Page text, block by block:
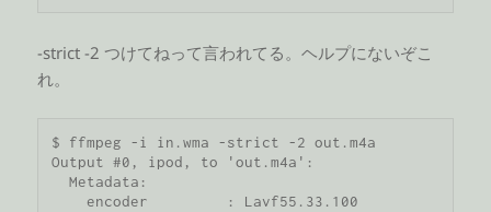
-strict -2 つけてねって言われてる。ヘルプにないぞこ
れ。
$ ffmpeg -i in.wma -strict -2 out.m4a
Output #0, ipod, to 'out.m4a':
  Metadata:
    encoder         : Lavf55.33.100